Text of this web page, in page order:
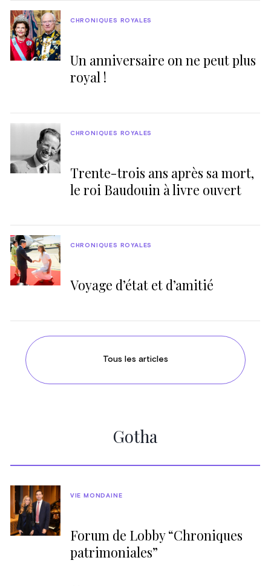
Un anniversaire on ne peut plus
royal !
CHRONIQUES ROYALES
Trente-trois ans après sa mort,
le roi Baudouin à livre ouvert
CHRONIQUES ROYALES
Voyage d’état et d’amitié
CHRONIQUES ROYALES
Tous les articles
Gotha
Forum de Lobby “Chroniques
patrimoniales”
VIE MONDAINE